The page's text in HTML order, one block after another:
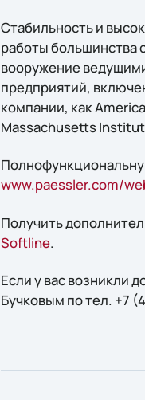
Стабильность и
работы большинства
вооружение
предприятий,
компании, как
Massachusetts
www.paessler.com/
Получить
Softline.
Если у вас возникли
Бучковым по тел. +7